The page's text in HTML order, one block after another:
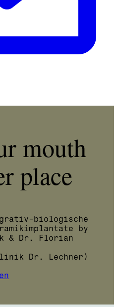
mouth
place
biologische
by
& Dr. Florian
Dr. Lechner)